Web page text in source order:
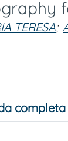
TERESA;
completa